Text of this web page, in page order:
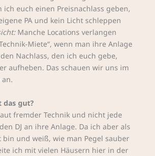
ich euch einen Preisnachlass geben,
PA und kein Licht schleppen
Manche Locations verlangen
Miete“, wenn man ihre Anlage
Nachlass, den ich euch gebe,
aufheben. Das schauen wir uns im
gut?
fremder Technik und nicht jede
DJ an ihre Anlage. Da ich aber als
bin und weiß, wie man Pegel sauber
ich mit vielen Häusern hier in der